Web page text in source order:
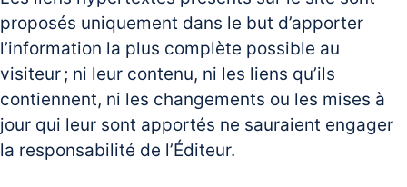
proposés uniquement dans le but d’apporter
l’information la plus complète possible au
visiteur ; ni leur contenu, ni les liens qu’ils
contiennent, ni les changements ou les mises à
jour qui leur sont apportés ne sauraient engager
la responsabilité de l’Éditeur.